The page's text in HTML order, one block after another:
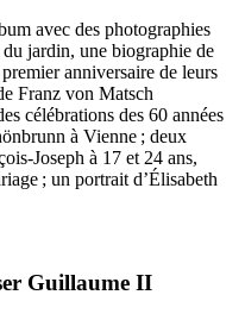
avec des photographies
du jardin, une biographie de
anniversaire de leurs
Franz von Matsch
célébrations des 60 années
à Vienne ; deux
Joseph à 17 et 24 ans,
; un portrait d’Élisabeth
Guillaume II